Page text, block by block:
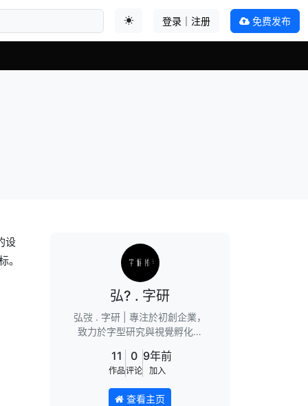
登录｜注册 免费发布
设
。
弘? . 字研
弘弢 . 字研 | 專注於初創企業，
致力於字型研究與視覺孵化。
設計公開課現已…
11
作品
0
评论
9年前
加入
查看主页